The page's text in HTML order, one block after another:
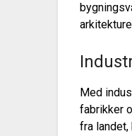
Med
fabrikker
fra